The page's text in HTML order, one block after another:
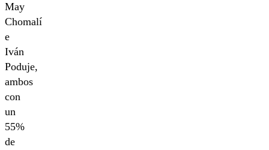
May
Chomalí
e
Iván
Poduje,
ambos
con
un
55%
de